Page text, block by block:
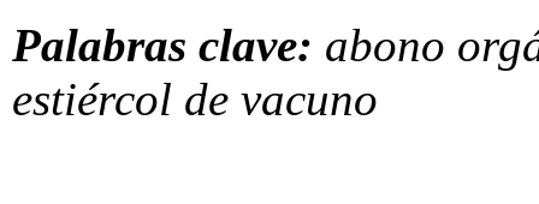
Palabras clave: abono
estiércol de vacuno